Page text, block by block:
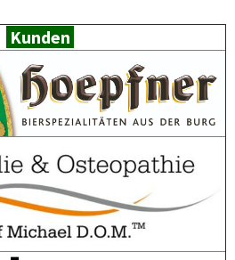
Kunden